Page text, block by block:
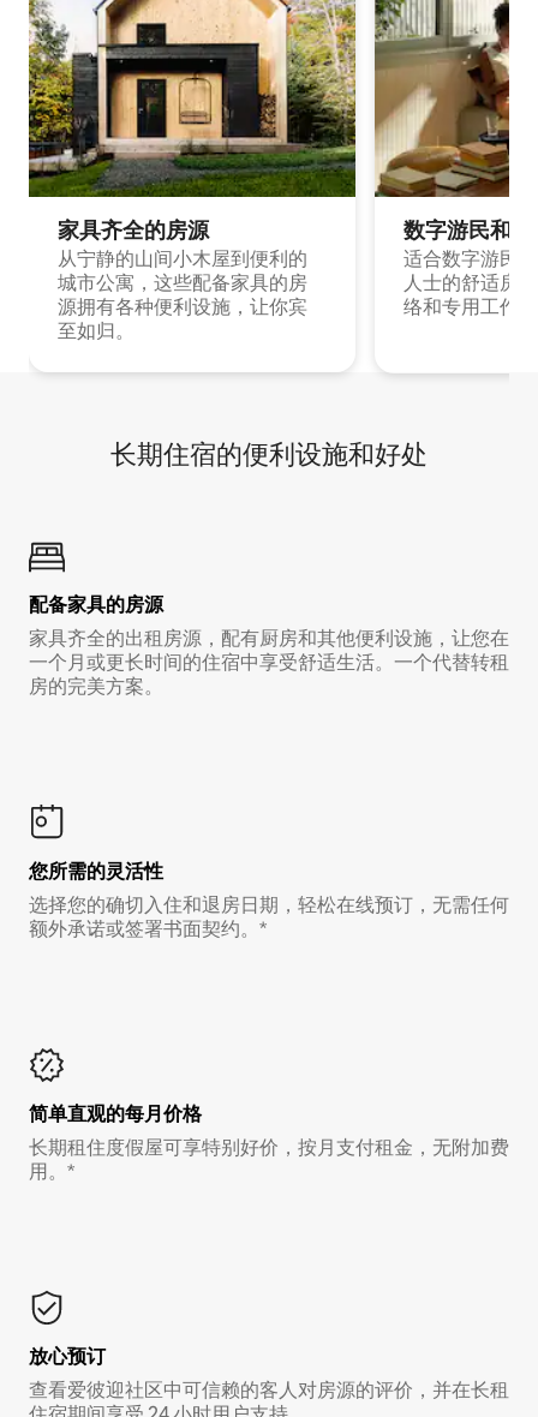
家具齐全的房源
从宁静的山间小木屋到便利的
城市公寓，这些配备家具的房
源拥有各种便利设施，让你宾
至如归。
数字游民和
适合数字游民
人士的舒适房
络和专用工作
长期住宿的便利设施和好处
配备家具的房源
家具齐全的出租房源，配有厨房和其他便利设施，让您在
一个月或更长时间的住宿中享受舒适生活。一个代替转租
房的完美方案。
您所需的灵活性
选择您的确切入住和退房日期，轻松在线预订，无需任何
额外承诺或签署书面契约。*
简单直观的每月价格
长期租住度假屋可享特别好价，按月支付租金，无附加费
用。*
放心预订
查看爱彼迎社区中可信赖的客人对房源的评价，并在长租